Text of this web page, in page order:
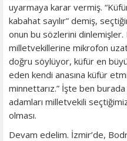
uyarmaya karar vermiş.
kabahat sayılır” demiş,
onun bu sözlerini dinlemişler.
milletvekillerine mikrofon
doğru söylüyor, küfür en
eden kendi anasına küfür
minnettarız.” İşte ben
adamları milletvekili
olması.
Devam edelim. İzmir’de,